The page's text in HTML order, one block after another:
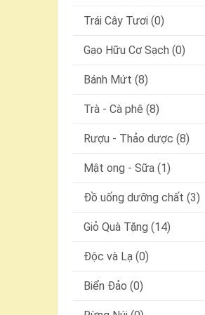
Trái Cây Tươi (0)
Gạo Hữu Cơ Sạch (0)
Bánh Mứt (8)
Trà - Cà phê (8)
Rượu - Thảo dược (8)
Mật ong - Sữa (1)
Đồ uống dưỡng chất (3)
Giỏ Quà Tặng (14)
Độc và Lạ (0)
Biển Đảo (0)